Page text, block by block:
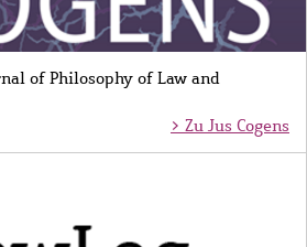
of Philosophy of Law and
> Zu Jus Cogens